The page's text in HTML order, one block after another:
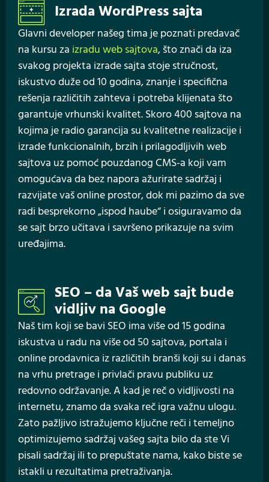
Izrada WordPress sajta
Glavni developer našeg tima je poznati predavač
na kursu za izradu web sajtova, što znači da iza
svakog projekta izrade sajta stoje stručnost,
iskustvo duže od 10 godina, znanje i specifična
rešenja različitih zahteva i potreba klijenata što
garantuje vrhunski kvalitet. Skoro 400 sajtova na
kojima je radio garancija su kvalitetne realizacije i
izrade funkcionalnih, brzih i prilagodljivih web
sajtova uz pomoć pouzdanog CMS-a koji vam
omogućava da bez napora ažurirate sadržaj i
razvijate vaš online prostor, dok mi pazimo da sve
radi besprekorno „ispod haube“ i osiguravamo da
se sajt brzo učitava i savršeno prikazuje na svim
uređajima.
SEO – da Vaš web sajt bude
vidljiv na Google
Naš tim koji se bavi SEO ima više od 15 godina
iskustva u radu na više od 50 sajtova, portala i
online prodavnica iz različitih branši koji su i danas
na vrhu pretrage i privlači pravu publiku uz
redovno održavanje. A kad je reč o vidljivosti na
internetu, znamo da svaka reč igra važnu ulogu.
Zato pažljivo istražujemo ključne reči i temeljno
optimizujemo sadržaj vašeg sajta bilo da ste Vi
pisali sadržaj ili to prepuštate nama, kako biste se
istakli u rezultatima pretraživanja.